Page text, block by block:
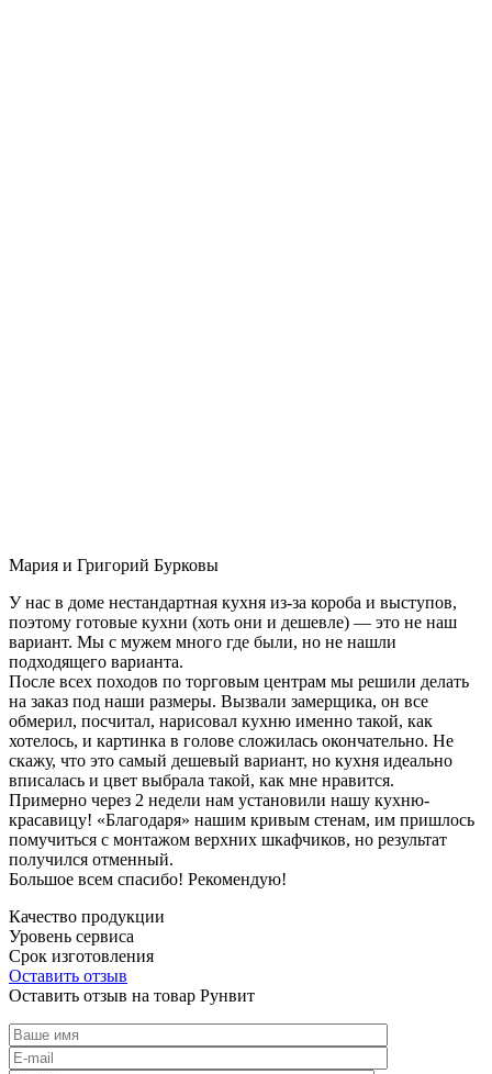
Мария и Григорий Бурковы
У нас в доме нестандартная кухня из-за короба и выступов,
поэтому готовые кухни (хоть они и дешевле) — это не наш
вариант. Мы с мужем много где были, но не нашли
подходящего варианта.
После всех походов по торговым центрам мы решили делать
на заказ под наши размеры. Вызвали замерщика, он все
обмерил, посчитал, нарисовал кухню именно такой, как
хотелось, и картинка в голове сложилась окончательно. Не
скажу, что это самый дешевый вариант, но кухня идеально
вписалась и цвет выбрала такой, как мне нравится.
Примерно через 2 недели нам установили нашу кухню-
красавицу! «Благодаря» нашим кривым стенам, им пришлось
помучиться с монтажом верхних шкафчиков, но результат
получился отменный.
Большое всем спасибо! Рекомендую!
Качество продукции
Уровень сервиса
Срок изготовления
Оставить отзыв
Оставить отзыв на товар Рунвит